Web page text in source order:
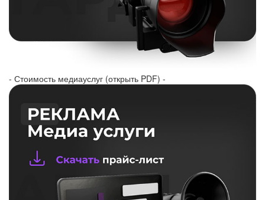
- Стоимость медиауслуг (открыть PDF) -